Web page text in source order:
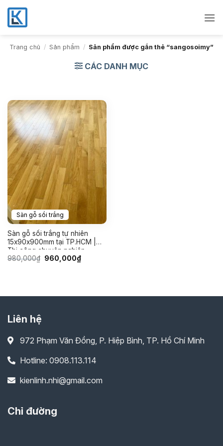
Bỏ
qua
nội
dungTrang chủ / Sản phẩm / Sản phẩm được gắn thẻ “sangosoimy”
CÁC DANH MỤC
Sàn gỗ sồi trắng
Sàn gỗ sồi trắng tự nhiên
15x90x900mm tại TP.HCM |
Thi công chuyên nghiệp
980,000₫ Giá
960,000₫Giá
hiện
Liên hệ
972 Phạm Văn Đồng, P. Hiệp Bình, TP. Hồ Chí Minh
Hotline: 0908.113.114
kienlinh.nhi@gmail.com
Chỉ đường